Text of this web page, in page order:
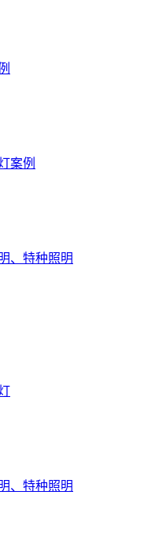
案例
、特种照明
、特种照明